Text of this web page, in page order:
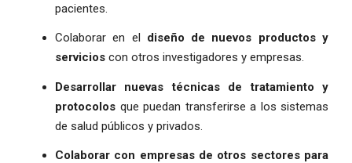
pacientes.
Colaborar en el diseño de nuevos productos y
servicios con otros investigadores y empresas.
Desarrollar nuevas técnicas de tratamiento y
protocolos que puedan transferirse a los sistemas
de salud públicos y privados.
Colaborar con empresas de otros sectores para